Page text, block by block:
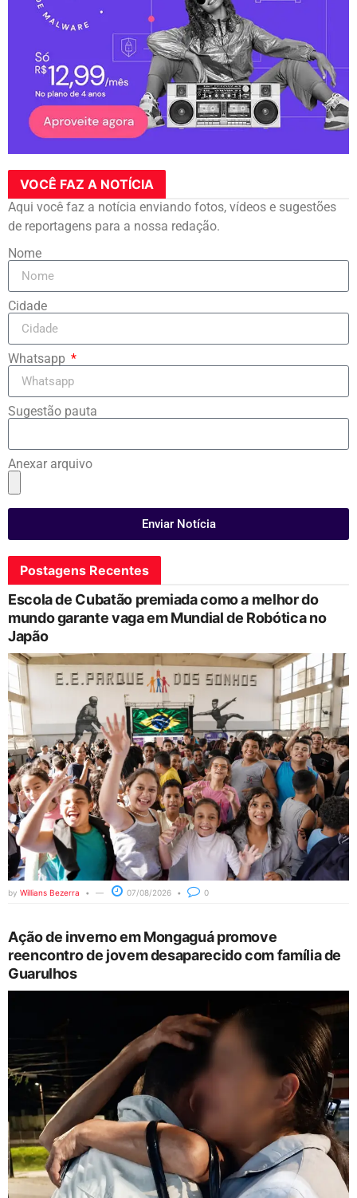
VOCÊ FAZ A NOTÍCIA
Aqui você faz a notícia enviando fotos, vídeos e sugestões
de reportagens para a nossa redação.
Nome
Cidade
Whatsapp
Sugestão pauta
Anexar arquivo
Enviar Notícia
Postagens Recentes
Escola de Cubatão premiada como a melhor do
mundo garante vaga em Mundial de Robótica no
Japão
by Willians Bezerra 07/08/2026 0
Ação de inverno em Mongaguá promove
reencontro de jovem desaparecido com família de
Guarulhos